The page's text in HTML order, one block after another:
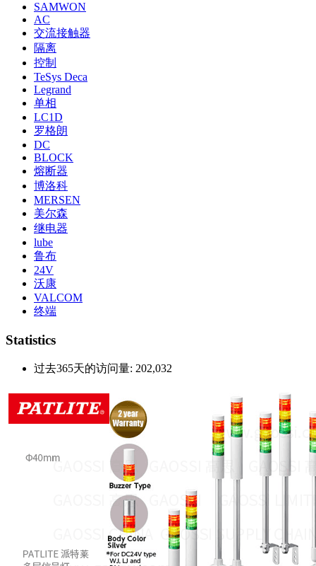
SAMWON
AC
交流接触器
隔离
控制
TeSys Deca
Legrand
单相
LC1D
罗格朗
DC
BLOCK
熔断器
博洛科
MERSEN
美尔森
继电器
lube
鲁布
24V
沃康
VALCOM
终端
Statistics
过去365天的访问量: 202,032